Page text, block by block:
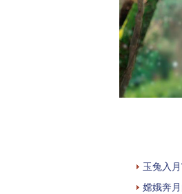
玉兔入
嫦娥奔